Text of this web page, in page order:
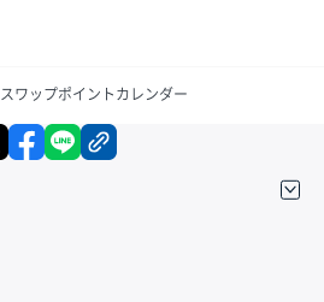
スワップポイントカレンダー
X facebook